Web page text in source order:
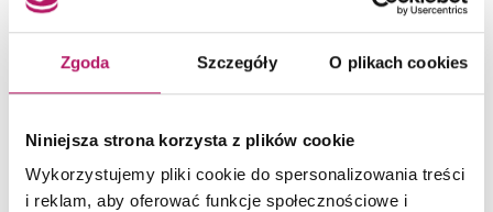
Zgoda Szczegóły O plikach cookies
Niniejsza strona korzysta z plików cookie
Wykorzystujemy pliki cookie do spersonalizowania treści
i reklam, aby oferować funkcje społecznościowe i
Argus
Kolekcja Argus to propozycja to nowoczesnych